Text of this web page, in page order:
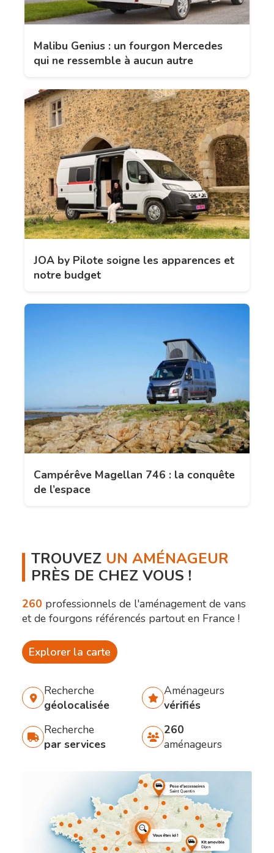
Malibu Genius : un fourgon Mercedes
qui ne ressemble à aucun autre
JOA by Pilote soigne les apparences et
notre budget
Campérêve Magellan 746 : la conquête
de l’espace
TROUVEZ UN AMÉNAGEUR
PRÈS DE CHEZ VOUS !
260 professionnels de l'aménagement de vans
et de fourgons référencés partout en France !
Explorer la carte
Recherche
géolocalisée
Aménageurs
vérifiés
Recherche
par services
260
aménageurs